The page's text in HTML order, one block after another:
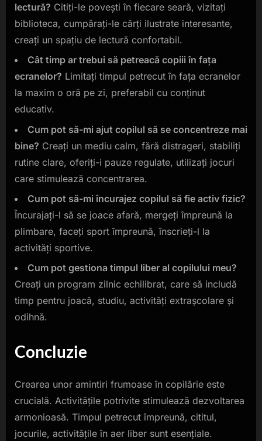
lectură? Citiți-le povești în fiecare seară, vizitați
biblioteca, cumpărați-le cărți ilustrate interesante,
creați un spațiu de lectură confortabil.
Cât timp ar trebui să petreacă copiii în fața
ecranelor? Limitați timpul petrecut în fața ecranelor
la maxim o oră pe zi, preferabil cu conținut
educativ.
Cum pot să-mi ajut copilul să se concentreze mai
bine? Creați un mediu calm, fără distrageri, stabiliți
rutine clare, oferiți-i pauze regulate, utilizați jocuri
care stimulează concentrarea.
Cum pot să-mi încurajez copilul să fie activ fizic?
Încurajați-l să se joace afară, mergeți împreună la
plimbare, faceți sport împreună, înscrieți-l la
activități sportive.
Cum pot gestiona timpul liber al copilului meu?
Creați un program zilnic echilibrat, care să includă
timp pentru joacă, studiu, activități extrașcolare și
odihnă.
Concluzie
Crearea unor amintiri frumoase în copilărie este
crucială. Activitățile potrivite stimulează dezvoltarea
armonioasă. Timpul petrecut împreună, cititul,
jocurile, activitățile în aer liber sunt esențiale.